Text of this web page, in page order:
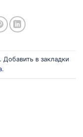
. Добавить в закладки
.